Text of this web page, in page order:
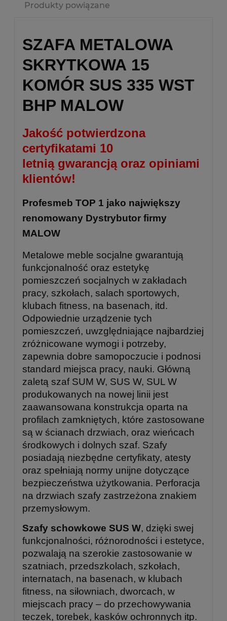
Produkty powiązane
SZAFA METALOWA
SKRYTKOWA 15
KOMÓR SUS 335 WST
BHP MALOW
Jakość potwierdzona
certyfikatami 10
letnią gwarancją oraz opiniami
klientów!
Profesmeb TOP 1 jako największy
renomowany Dystrybutor firmy
MALOW
Metalowe meble socjalne gwarantują
funkcjonalność oraz estetykę
pomieszczeń socjalnych w zakładach
pracy, szkołach, salach sportowych,
klubach fitness, na basenach, itd.
Odpowiednie urządzenie tych
pomieszczeń, uwzględniające najbardziej
zróżnicowane wymogi i potrzeby,
zapewnia dobre samopoczucie i podnosi
standard miejsca pracy, nauki. Główną
zaletą szaf SUM W, SUS W, SUL W
produkowanych na nowej linii jest
zaawansowana konstrukcja oparta na
profilach zamkniętych, które zastosowane
są w ścianach drzwiach, oraz wieńcach
środkowych i dolnych szaf. Szafy
posiadają niezbędne certyfikaty, atesty
oraz spełniają normy unijne dotyczące
bezpieczeństwa użytkowania. Perforacja
na drzwiach szafy zastrzeżona znakiem
przemysłowym.
Szafy schowkowe SUS W, dzięki swej
funkcjonalności, różnorodności i estetyce,
pozwalają na szerokie zastosowanie w
szatniach, przedszkolach, szkołach,
internatach, na basenach, w klubach
fitness, na siłowniach, dworcach, w
miejscach pracy – do przechowywania
teczek, torebek, kasków ochronnych itp.